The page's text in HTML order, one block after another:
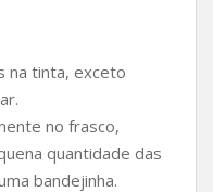
na tinta, exceto
no frasco,
quantidade das
bandejinha.